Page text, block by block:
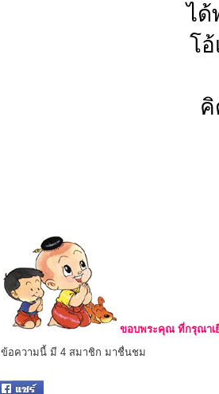
ได้
โ
คิ
ขอบพระคุณ ที่กรุณาเ
ข้อความนี้ มี 4 สมาชิก มาชื่นชม